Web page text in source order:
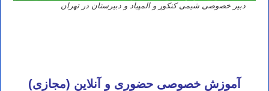
دبیر خصوصی شیمی کنکور و المپیاد و دبیرستان در تهران
آموزش خصوصی حضوری و آنلاین (مجازی)